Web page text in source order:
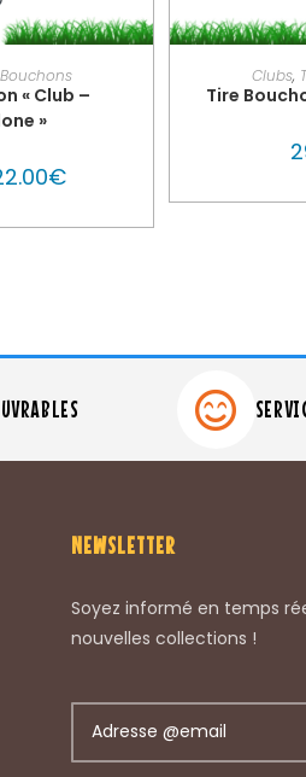
GLOUTON
« Club –
»
€
Clubs,
Tire
NEWSLETTER
Soyez informé en temps
nouvelles collections !